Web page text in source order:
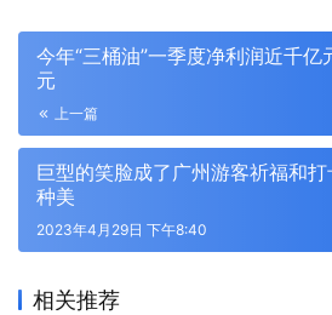
今年“三桶油”一季度净利润近千
元
上一篇
巨型的笑脸成了广州游客祈福和
种美
2023年4月29日 下午8:40
相关推荐